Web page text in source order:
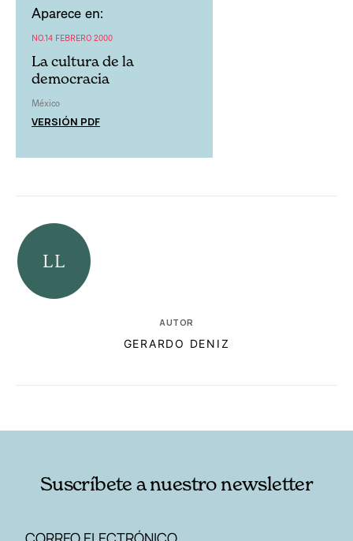
Aparece en:
NO.14 FEBRERO 2000
La cultura de la
democracia
México
VERSIÓN PDF
AUTOR
GERARDO DENIZ
Suscríbete a nuestro newsletter